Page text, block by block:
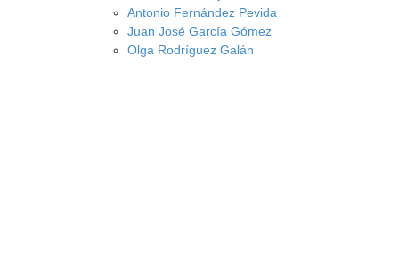
Antonio Fernández Pevida
Juan José García Gómez
Olga Rodríguez Galán